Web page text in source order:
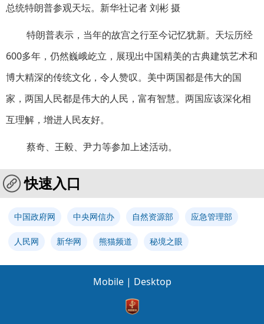
总统特朗普参观天坛。新华社记者 刘彬 摄
特朗普表示，当年的故宫之行至今记忆犹新。天坛历经
600多年，仍然巍峨屹立，展现出中国精美的古典建筑艺术和
博大精深的传统文化，令人赞叹。美中两国都是伟大的国
家，两国人民都是伟大的人民，富有智慧。两国应该深化相
互理解，增进人民友好。
蔡奇、王毅、尹力等参加上述活动。
快速入口
中国政府网 中央网信办 自然资源部 应急管理部
人民网 新华网 熊猫频道 秘境之眼
Mobile | Desktop